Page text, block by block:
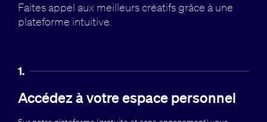
Faites appel aux meilleurs créatifs grâce à une
plateforme intuitive.
1.
Accédez à votre espace personnel